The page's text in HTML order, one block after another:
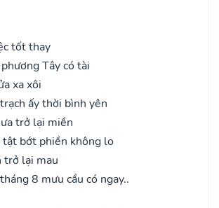
tốt thay
Tây có tài
xa xôi
ấy thời bình yên
trở lại miền
tật bớt phiền không lo
trở lại mau
8 mưu cầu có ngay..